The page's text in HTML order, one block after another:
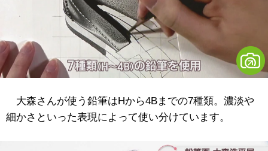
大森さんが使う鉛筆はHから4Bまでの7種類。濃淡や
細かさといった表現によって使い分けています。